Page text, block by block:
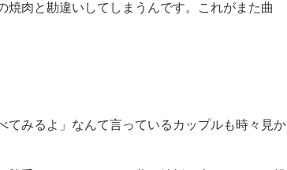
肉と勘違いしてしまうんです。これがまた曲
てみるよ」なんて言っているカップルも時々見か